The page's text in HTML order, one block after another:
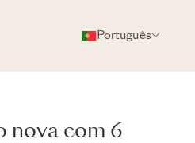
Português
nova com 6